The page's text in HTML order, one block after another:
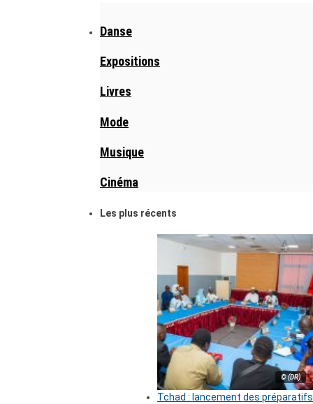
Danse
Expositions
Livres
Mode
Musique
Cinéma
Les plus récents
© (DR)
Tchad : lancement des préparatifs